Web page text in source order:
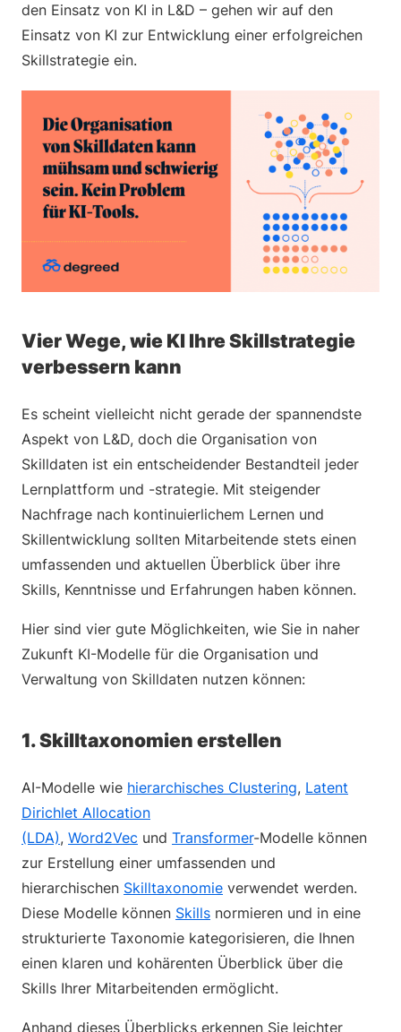
den Einsatz von KI in L&D – gehen wir auf den
Einsatz von KI zur Entwicklung einer erfolgreichen
Skillstrategie ein.
Vier Wege, wie KI Ihre Skillstrategie
verbessern kann
Es scheint vielleicht nicht gerade der spannendste
Aspekt von L&D, doch die Organisation von
Skilldaten ist ein entscheidender Bestandteil jeder
Lernplattform und -strategie. Mit steigender
Nachfrage nach kontinuierlichem Lernen und
Skillentwicklung sollten Mitarbeitende stets einen
umfassenden und aktuellen Überblick über ihre
Skills, Kenntnisse und Erfahrungen haben können.
Hier sind vier gute Möglichkeiten, wie Sie in naher
Zukunft KI-Modelle für die Organisation und
Verwaltung von Skilldaten nutzen können:
1. Skilltaxonomien erstellen
AI-Modelle wie hierarchisches Clustering, Latent
Dirichlet Allocation
(LDA), Word2Vec und Transformer-Modelle können
zur Erstellung einer umfassenden und
hierarchischen Skilltaxonomie verwendet werden.
Diese Modelle können Skills normieren und in eine
strukturierte Taxonomie kategorisieren, die Ihnen
einen klaren und kohärenten Überblick über die
Skills Ihrer Mitarbeitenden ermöglicht.
Anhand dieses Überblicks erkennen Sie leichter